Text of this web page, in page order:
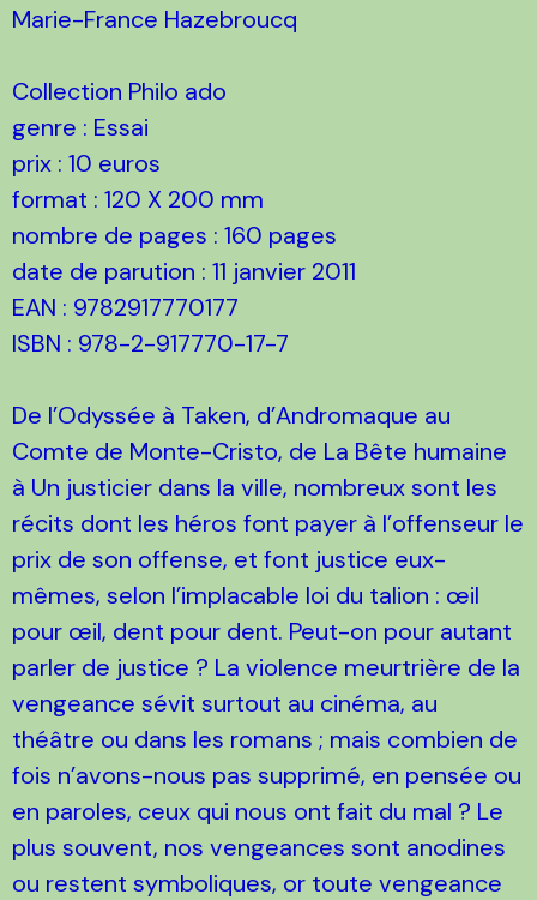
Marie-France Hazebroucq
Collection Philo ado
genre : Essai
prix : 10 euros
format : 120 X 200 mm
nombre de pages : 160 pages
date de parution : 11 janvier 2011
EAN : 9782917770177
ISBN : 978-2-917770-17-7
De l’Odyssée à Taken, d’Andromaque au
Comte de Monte-Cristo, de La Bête humaine
à Un justicier dans la ville, nombreux sont les
récits dont les héros font payer à l’offenseur le
prix de son offense, et font justice eux-
mêmes, selon l’implacable loi du talion : œil
pour œil, dent pour dent. Peut-on pour autant
parler de justice ? La violence meurtrière de la
vengeance sévit surtout au cinéma, au
théâtre ou dans les romans ; mais combien de
fois n’avons-nous pas supprimé, en pensée ou
en paroles, ceux qui nous ont fait du mal ? Le
plus souvent, nos vengeances sont anodines
ou restent symboliques, or toute vengeance